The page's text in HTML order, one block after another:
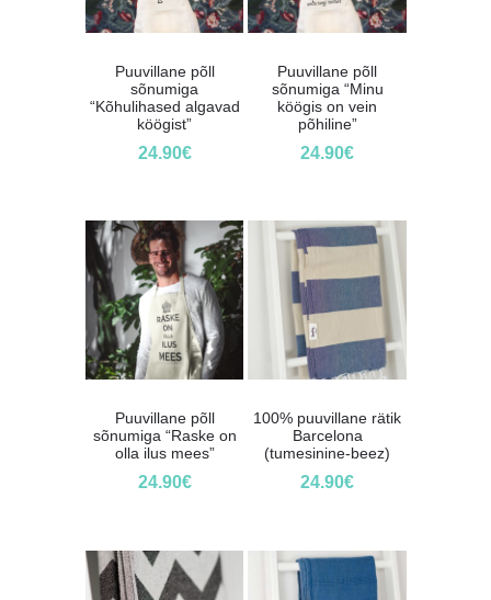
Puuvillane põll
sõnumiga
“Kõhulihased algavad
köögist”
24.90€
Puuvillane põll
sõnumiga “Minu
köögis on vein
põhiline”
24.90€
Puuvillane põll
sõnumiga “Raske on
olla ilus mees”
24.90€
100% puuvillane rätik
Barcelona
(tumesinine-beez)
24.90€